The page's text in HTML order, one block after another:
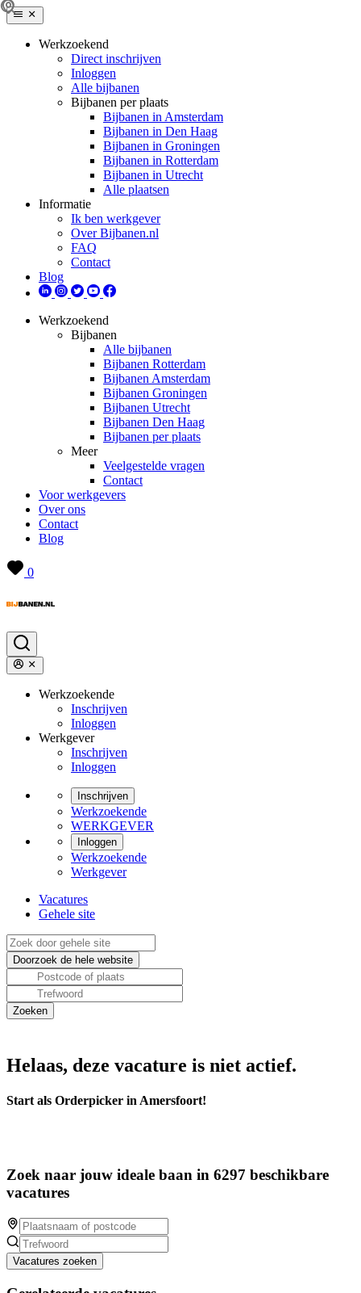
Werkzoekend
Direct inschrijven
Inloggen
Alle bijbanen
Bijbanen per plaats
Bijbanen in Amsterdam
Bijbanen in Den Haag
Bijbanen in Groningen
Bijbanen in Rotterdam
Bijbanen in Utrecht
Alle plaatsen
Informatie
Ik ben werkgever
Over Bijbanen.nl
FAQ
Contact
Blog
Werkzoekend
Bijbanen
Alle bijbanen
Bijbanen Rotterdam
Bijbanen Amsterdam
Bijbanen Groningen
Bijbanen Utrecht
Bijbanen Den Haag
Bijbanen per plaats
Meer
Veelgestelde vragen
Contact
Voor werkgevers
Over ons
Contact
Blog
0
Werkzoekende
Inschrijven
Inloggen
Werkgever
Inschrijven
Inloggen
Inschrijven
Werkzoekende
WERKGEVER
Inloggen
Werkzoekende
Werkgever
Vacatures
Gehele site
Helaas, deze vacature is niet actief.
Start als Orderpicker in Amersfoort!
Zoek naar jouw ideale baan in 6297 beschikbare
vacatures
Vacatures zoeken